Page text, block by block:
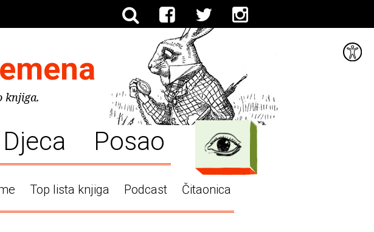
knjiga.
Djeca Posao
Top lista knjiga Podcast Čitaonica